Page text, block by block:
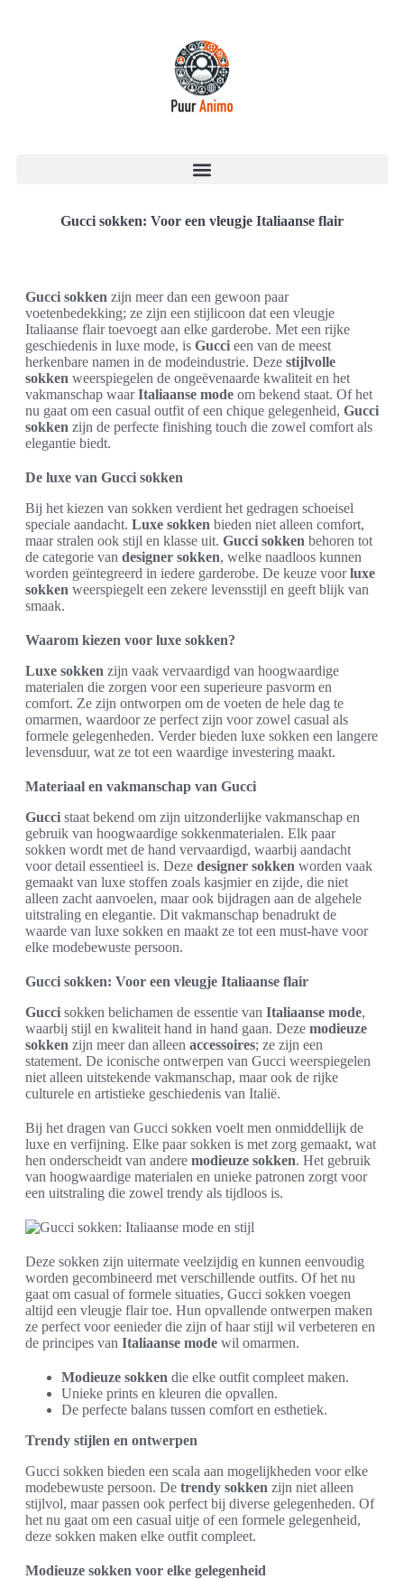
Gucci sokken: Voor een vleugje Italiaanse flair
Gucci sokken zijn meer dan een gewoon paar
voetenbedekking; ze zijn een stijlicoon dat een vleugje
Italiaanse flair toevoegt aan elke garderobe. Met een rijke
geschiedenis in luxe mode, is Gucci een van de meest
herkenbare namen in de modeindustrie. Deze stijlvolle
sokken weerspiegelen de ongeëvenaarde kwaliteit en het
vakmanschap waarItaliaanse mode om bekend staat. Of het
nu gaat om een casual outfit of een chique gelegenheid, Gucci
sokken zijn de perfecte finishing touch die zowel comfort als
elegantie biedt.
De luxe van Gucci sokken
Bij het kiezen van sokken verdient het gedragen schoeisel
speciale aandacht. Luxe sokken bieden niet alleen comfort,
maar stralen ook stijl en klasse uit. Gucci sokken behoren tot
de categorie van designer sokken, welke naadloos kunnen
worden geïntegreerd in iedere garderobe. De keuze voorluxe
sokken weerspiegelt een zekere levensstijl en geeft blijk van
smaak.
Waarom kiezen voor luxe sokken?
Luxe sokken zijn vaak vervaardigd van hoogwaardige
materialen die zorgen voor een superieure pasvorm en
comfort. Ze zijn ontworpen om de voeten de hele dag te
omarmen, waardoor ze perfect zijn voor zowel casual als
formele gelegenheden. Verder bieden luxe sokken een langere
levensduur, wat ze tot een waardige investering maakt.
Materiaal en vakmanschap van Gucci
Gucci staat bekend om zijn uitzonderlijke vakmanschap en
gebruik van hoogwaardige sokkenmaterialen. Elk paar
sokken wordt met de hand vervaardigd, waarbij aandacht
voor detail essentieel is. Deze designer sokken worden vaak
gemaakt van luxe stoffen zoals kasjmier en zijde, die niet
alleen zacht aanvoelen, maar ook bijdragen aan de algehele
uitstraling en elegantie. Dit vakmanschap benadrukt de
waarde van luxe sokken en maakt ze tot een must-have voor
elke modebewuste persoon.
Gucci sokken: Voor een vleugje Italiaanse flair
Gucci sokken belichamen de essentie van Italiaanse mode,
waarbij stijl en kwaliteit hand in hand gaan. Deze modieuze
sokken zijn meer dan alleen accessoires; ze zijn een
statement. De iconische ontwerpen van Gucci weerspiegelen
niet alleen uitstekende vakmanschap, maar ook de rijke
culturele en artistieke geschiedenis van Italië.
Bij het dragen van Gucci sokken voelt men onmiddellijk de
luxe en verfijning. Elke paar sokken is met zorg gemaakt, wat
hen onderscheidt van andere modieuze sokken. Het gebruik
van hoogwaardige materialen en unieke patronen zorgt voor
een uitstraling die zowel trendy als tijdloos is.
Deze sokken zijn uitermate veelzijdig en kunnen eenvoudig
worden gecombineerd met verschillende outfits. Of het nu
gaat om casual of formele situaties, Gucci sokken voegen
altijd een vleugje flair toe. Hun opvallende ontwerpen maken
ze perfect voor eenieder die zijn of haar stijl wil verbeteren en
de principes van Italiaanse mode wil omarmen.
Modieuze sokken die elke outfit compleet maken.
Unieke prints en kleuren die opvallen.
De perfecte balans tussen comfort en esthetiek.
Trendy stijlen en ontwerpen
Gucci sokken bieden een scala aan mogelijkheden voor elke
modebewuste persoon. De trendy sokken zijn niet alleen
stijlvol, maar passen ook perfect bij diverse gelegenheden. Of
het nu gaat om een casual uitje of een formele gelegenheid,
deze sokken maken elke outfit compleet.
Modieuze sokken voor elke gelegenheid